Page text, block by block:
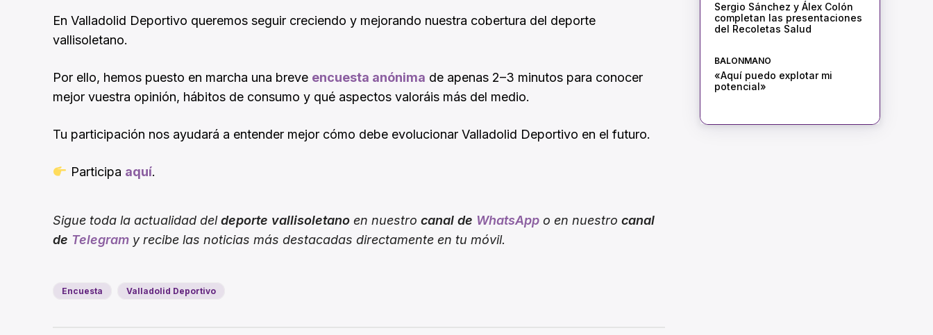
En Valladolid Deportivo queremos seguir creciendo y mejorando nuestra cobertura del deporte
vallisoletano.
Por ello, hemos puesto en marcha una breve encuesta anónima de apenas 2–3 minutos para conocer
mejor vuestra opinión, hábitos de consumo y qué aspectos valoráis más del medio.
Tu participación nos ayudará a entender mejor cómo debe evolucionar Valladolid Deportivo en el futuro.
Participa aquí.
Sigue toda la actualidad deldeporte vallisoletano en nuestro canal de WhatsApp o en nuestro canal
de Telegram y recibe las noticias más destacadas directamente en tu móvil.
Encuesta Valladolid Deportivo
Sergio Sánchez y Álex Colón
completan las presentaciones
del Recoletas Salud
BALONMANO
«Aquí puedo explotar mi
potencial»